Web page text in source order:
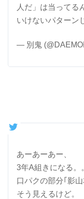
人だ」は当ってる
いけないパターン
— 別鬼
あーあーあー、
3年A組きになる。
口パクの部分｢影
そう見えるけど。